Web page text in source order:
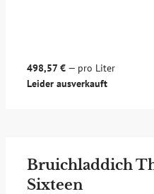
498,57 € — pro Liter
Leider ausverkauft
Bruichladdich
Sixteen